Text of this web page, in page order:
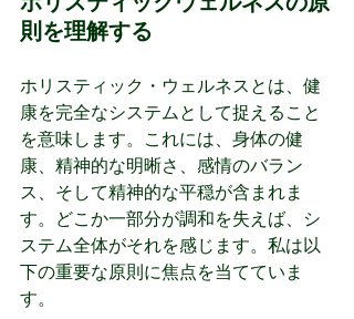
則を理解する
ホリスティック・ウェルネスとは、健
康を完全なシステムとして捉えること
を意味します。これには、身体の健
康、精神的な明晰さ、感情のバラン
ス、そして精神的な平穏が含まれま
す。どこか一部分が調和を失えば、シ
ステム全体がそれを感じます。私は以
下の重要な原則に焦点を当てていま
す。